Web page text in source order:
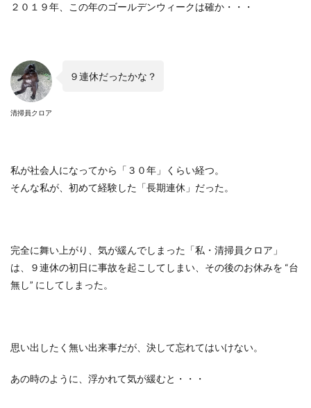
２０１９年、この年のゴールデンウィークは確か・・・
清掃員クロア
９連休だったかな？
私が社会人になってから「３０年」くらい経つ。
そんな私が、初めて経験した「長期連休」だった。
完全に舞い上がり、気が緩んでしまった「私・清掃員クロア」
は、９連休の初日に事故を起こしてしまい、その後のお休みを “台
無し” にしてしまった。
思い出したく無い出来事だが、決して忘れてはいけない。
あの時のように、浮かれて気が緩むと・・・